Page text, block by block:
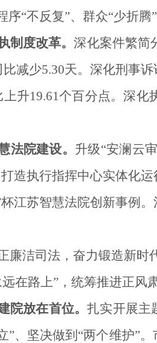
序“不反复”、群众“少折
制度改革。深化案件繁简
减少5.30天。深化刑事
升19.61个百分点。深
院建设。 升级“安澜云
造执行指挥中心实体化
江苏智慧法院创新事例
廉洁司法，奋力锻造新时
在路上”，统筹推进正
院放在首位。扎实开展主
”、坚决做到“两个维护”